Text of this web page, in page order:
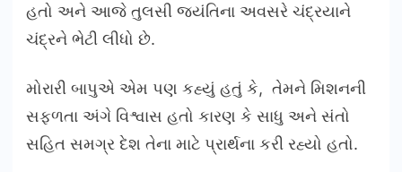
હતો અને આજે તુલસી જયંતિના અવસરે ચંદ્રયાને
ચંદ્રને ભેટી લીધો છે.
મોરારી બાપુએ એમ પણ કહ્યું હતું કે, તેમને મિશનની
સફળતા અંગે વિશ્વાસ હતો કારણ કે સાધુ અને સંતો
સહિત સમગ્ર દેશ તેના માટે પ્રાર્થના કરી રહ્યો હતો.